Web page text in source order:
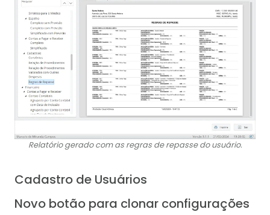
Relatório gerado com as regras de repasse do usuário.
Cadastro de Usuários
Novo botão para clonar configurações